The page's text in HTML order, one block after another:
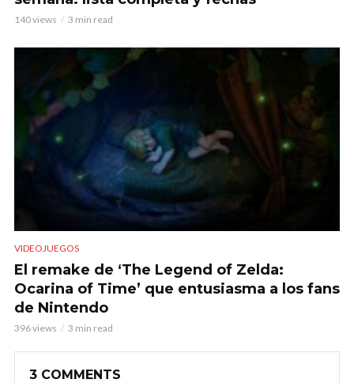
140 views 3 min read
VIDEOJUEGOS
El remake de ‘The Legend of Zelda:
Ocarina of Time’ que entusiasma a los fans
de Nintendo
396 views 3 min read
3 COMMENTS